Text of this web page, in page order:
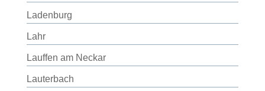
Ladenburg
Lahr
Lauffen am Neckar
Lauterbach